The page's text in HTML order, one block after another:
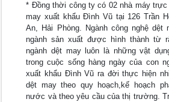
* Đồng thời công ty có 02 nhà máy
may xuất khẩu Đình Vũ tại 126 Trần
An, Hải Phòng. Ngành công nghệ dệt
ngành sản xuất được hình thành từ
ngành dệt may luôn là những vật
trong cuộc sống hàng ngày của con
xuất khẩu Đình Vũ ra đời thực hiện
dệt may theo quy hoạch,kế hoạch
nước và theo yêu cầu của thị trường.